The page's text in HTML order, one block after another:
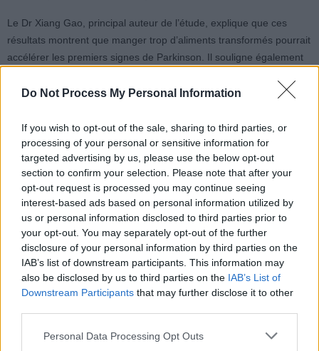
Do Not Process My Personal Information
If you wish to opt-out of the sale, sharing to third parties, or
processing of your personal or sensitive information for
targeted advertising by us, please use the below opt-out
section to confirm your selection. Please note that after your
opt-out request is processed you may continue seeing
interest-based ads based on personal information utilized by
us or personal information disclosed to third parties prior to
your opt-out. You may separately opt-out of the further
disclosure of your personal information by third parties on the
IAB’s list of downstream participants. This information may
also be disclosed by us to third parties on the IAB’s List of
Downstream Participants that may further disclose it to other
Personal Data Processing Opt Outs
Le Dr Xiang Gao, principal auteur de l’étude, explique que ces
résultats montrent que manger trop d’aliments transformés pourrait
accélérer les premiers signes de Parkinson. Il souligne également
participants suivis jusqu’à 26 ans, est à la fois solide et rigoureuse.
Les auteurs d’un éditorial publié avec l’étude insistent sur le fait que
la prévention des maladies neurodégénératives peut commencer
dès le repas. Une consommation excessive d’aliments ultra-
transformés est non seulement un facteur de risque pour les
maladies métaboliques, mais pourrait aussi accélérer le processus
neurodégénératif et ses symptômes.
Les dangers des aliments ultra-
transformés
transformés sont régulièrement étudiés. Une méta-analyse portant